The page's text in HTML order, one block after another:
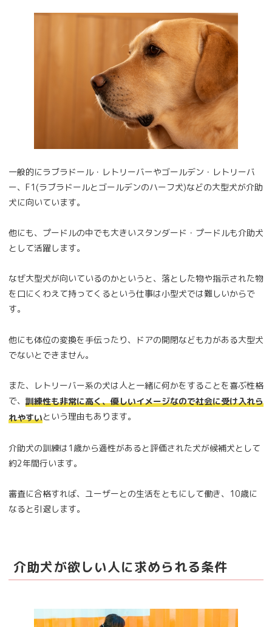
一般的にラブラドール・レトリーバーやゴールデン・レトリーバ
ー、F1(ラブラドールとゴールデンのハーフ犬)などの大型犬が介助
犬に向いています。
他にも、プードルの中でも大きいスタンダード・プードルも介助犬
として活躍します。
なぜ大型犬が向いているのかというと、落とした物や指示された物
を口にくわえて持ってくるという仕事は小型犬では難しいからで
す。
他にも体位の変換を手伝ったり、ドアの開閉なども力がある大型犬
でないとできません。
また、レトリーバー系の犬は人と一緒に何かをすることを喜ぶ性格
で、 訓練性も非常に高く、優しいイメージなので社会に受け入れら
れやすいという理由もあります。
介助犬の訓練は1歳から適性があると評価された犬が候補犬として
約2年間行います。
審査に合格すれば、ユーザーとの生活をともにして働き、10歳に
なると引退します。
介助犬が欲しい人に求められる条件